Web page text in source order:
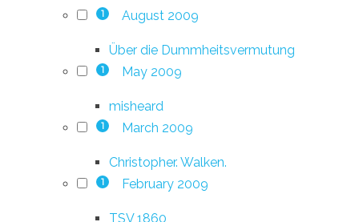
1 August 2009
Über die Dummheitsvermutung
1 May 2009
misheard
1 March 2009
Christopher. Walken.
1 February 2009
TSV 1860